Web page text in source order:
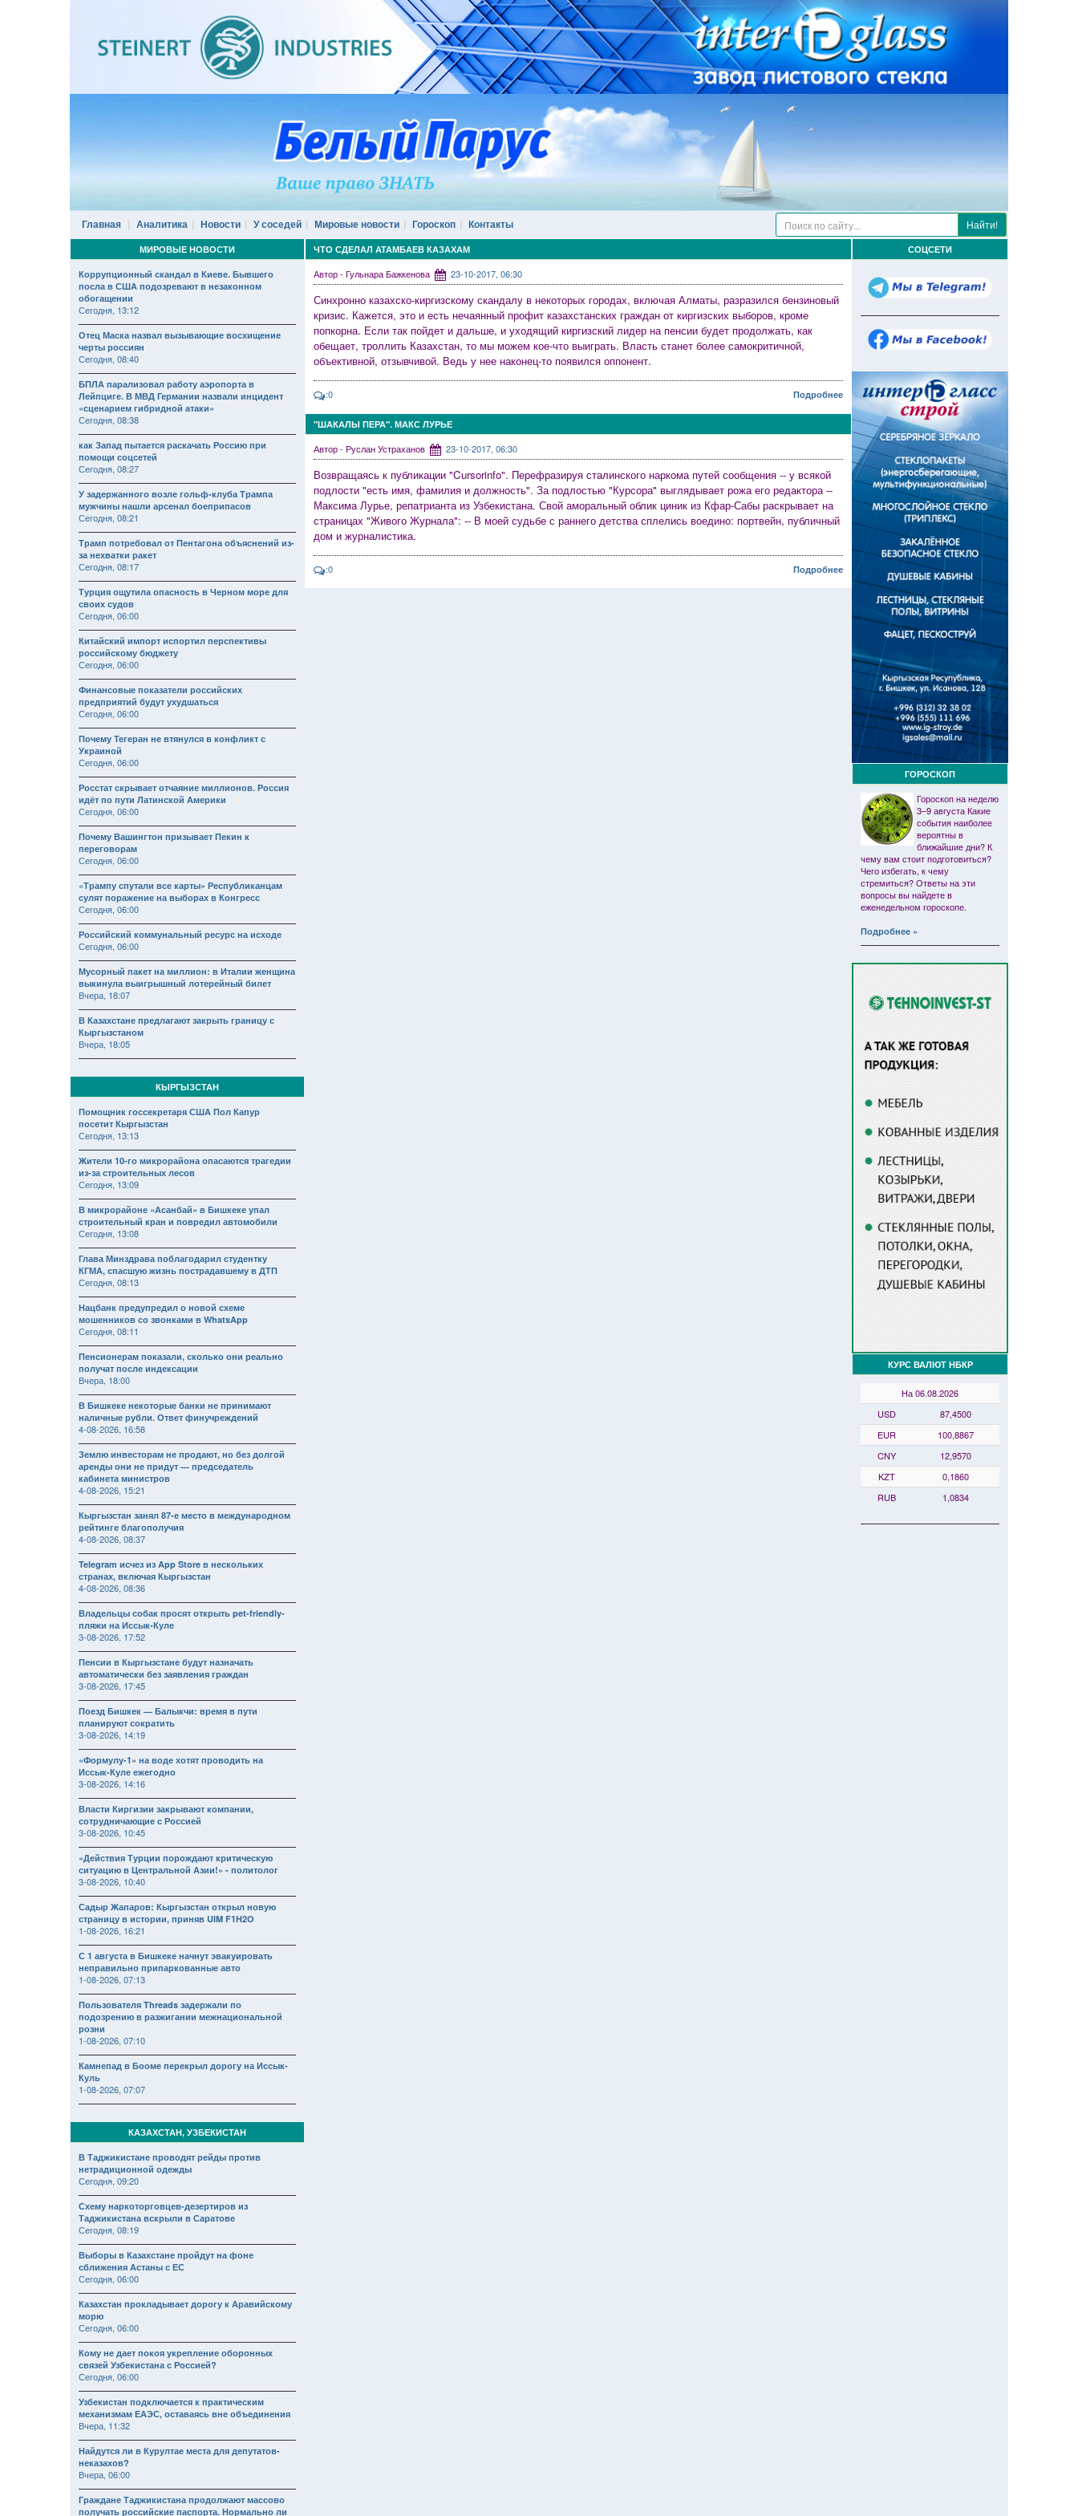
Главная Аналитика Новости У соседей Мировые новости Гороскоп Контакты Найти!
ЧТО СДЕЛАЛ АТАМБАЕВ КАЗАХАМ
Автор - Гульнара Бажкенова 23-10-2017, 06:30
Синхронно казахско-киргизскому скандалу в некоторых городах, включая Алматы, разразился бензиновый
кризис. Кажется, это и есть нечаянный профит казахстанских граждан от киргизских выборов, кроме
попкорна. Если так пойдет и дальше, и уходящий киргизский лидер на пенсии будет продолжать, как
обещает, троллить Казахстан, то мы можем кое-что выиграть. Власть станет более самокритичной,
объективной, отзывчивой. Ведь у нее наконец-то появился оппонент.
:0 Подробнее
"ШАКАЛЫ ПЕРА". МАКС ЛУРЬЕ
Автор - Руслан Устраханов 23-10-2017, 06:30
Возвращаясь к публикации "Cursorinfo". Перефразируя сталинского наркома путей сообщения -- у всякой
подлости "есть имя, фамилия и должность". За подлостью "Курсора" выглядывает рожа его редактора --
Максима Лурье, репатрианта из Узбекистана. Свой аморальный облик циник из Кфар-Сабы раскрывает на
страницах "Живого Журнала": -- В моей судьбе с раннего детства сплелись воедино: портвейн, публичный
дом и журналистика.
:0 Подробнее
МИРОВЫЕ НОВОСТИ
Коррупционный скандал в Киеве. Бывшего
посла в США подозревают в незаконном
обогащении
Сегодня, 13:12
Отец Маска назвал вызывающие восхищение
черты россиян
Сегодня, 08:40
БПЛА парализовал работу аэропорта в
Лейпциге. В МВД Германии назвали инцидент
«сценарием гибридной атаки»
Сегодня, 08:38
как Запад пытается раскачать Россию при
помощи соцсетей
Сегодня, 08:27
У задержанного возле гольф-клуба Трампа
мужчины нашли арсенал боеприпасов
Сегодня, 08:21
Трамп потребовал от Пентагона объяснений из-
за нехватки ракет
Сегодня, 08:17
Турция ощутила опасность в Черном море для
своих судов
Сегодня, 06:00
Китайский импорт испортил перспективы
российскому бюджету
Сегодня, 06:00
Финансовые показатели российских
предприятий будут ухудшаться
Сегодня, 06:00
Почему Тегеран не втянулся в конфликт с
Украиной
Сегодня, 06:00
Росстат скрывает отчаяние миллионов. Россия
идёт по пути Латинской Америки
Сегодня, 06:00
Почему Вашингтон призывает Пекин к
переговорам
Сегодня, 06:00
«Трампу спутали все карты» Республиканцам
сулят поражение на выборах в Конгресс
Сегодня, 06:00
Российский коммунальный ресурс на исходе
Сегодня, 06:00
Мусорный пакет на миллион: в Италии женщина
выкинула выигрышный лотерейный билет
Вчера, 18:07
В Казахстане предлагают закрыть границу с
Кыргызстаном
Вчера, 18:05
КЫРГЫЗСТАН
Помощник госсекретаря США Пол Капур
посетит Кыргызстан
Сегодня, 13:13
Жители 10-го микрорайона опасаются трагедии
из-за строительных лесов
Сегодня, 13:09
В микрорайоне «Асанбай» в Бишкеке упал
строительный кран и повредил автомобили
Сегодня, 13:08
Глава Минздрава поблагодарил студентку
КГМА, спасшую жизнь пострадавшему в ДТП
Сегодня, 08:13
Нацбанк предупредил о новой схеме
мошенников со звонками в WhatsApp
Сегодня, 08:11
Пенсионерам показали, сколько они реально
получат после индексации
Вчера, 18:00
В Бишкеке некоторые банки не принимают
наличные рубли. Ответ финучреждений
4-08-2026, 16:58
Землю инвесторам не продают, но без долгой
аренды они не придут — председатель
кабинета министров
4-08-2026, 15:21
Кыргызстан занял 87-е место в международном
рейтинге благополучия
4-08-2026, 08:37
Telegram исчез из App Store в нескольких
странах, включая Кыргызстан
4-08-2026, 08:36
Владельцы собак просят открыть pet-friendly-
пляжи на Иссык-Куле
3-08-2026, 17:52
Пенсии в Кыргызстане будут назначать
автоматически без заявления граждан
3-08-2026, 17:45
Поезд Бишкек — Балыкчи: время в пути
планируют сократить
3-08-2026, 14:19
«Формулу-1» на воде хотят проводить на
Иссык-Куле ежегодно
3-08-2026, 14:16
Власти Киргизии закрывают компании,
сотрудничающие с Россией
3-08-2026, 10:45
«Действия Турции порождают критическую
ситуацию в Центральной Азии!» - политолог
3-08-2026, 10:40
Садыр Жапаров: Кыргызстан открыл новую
страницу в истории, приняв UIM F1H2O
1-08-2026, 16:21
С 1 августа в Бишкеке начнут эвакуировать
неправильно припаркованные авто
1-08-2026, 07:13
Пользователя Threads задержали по
подозрению в разжигании межнациональной
розни
1-08-2026, 07:10
Камнепад в Бооме перекрыл дорогу на Иссык-
Куль
1-08-2026, 07:07
КАЗАХСТАН, УЗБЕКИСТАН
В Таджикистане проводят рейды против
нетрадиционной одежды
Сегодня, 09:20
Схему наркоторговцев-дезертиров из
Таджикистана вскрыли в Саратове
Сегодня, 08:19
Выборы в Казахстане пройдут на фоне
сближения Астаны с ЕС
Сегодня, 06:00
Казахстан прокладывает дорогу к Аравийскому
морю
Сегодня, 06:00
Кому не дает покоя укрепление оборонных
связей Узбекистана с Россией?
Сегодня, 06:00
Узбекистан подключается к практическим
механизмам ЕАЭС, оставаясь вне объединения
Вчера, 11:32
Найдутся ли в Курултае места для депутатов-
неказахов?
Вчера, 06:00
Граждане Таджикистана продолжают массово
получать российские паспорта. Нормально ли
СОЦСЕТИ
ГОРОСКОП
Гороскоп на неделю
3–9 августа Какие
события наиболее
вероятны в
ближайшие дни? К
чему вам стоит подготовиться?
Чего избегать, к чему
стремиться? Ответы на эти
вопросы вы найдете в
еженедельном гороскопе.
Подробнее »
КУРС ВАЛЮТ НБКР
На 06.08.2026
USD
87,4500
EUR
100,8867
CNY
12,9570
KZT
0,1860
RUB
1,0834